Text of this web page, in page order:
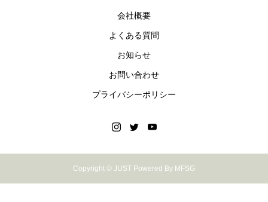
会社概要
よくある質問
お知らせ
お問い合わせ
プライバシーポリシー
Copyright © JUST Powered By MFSG